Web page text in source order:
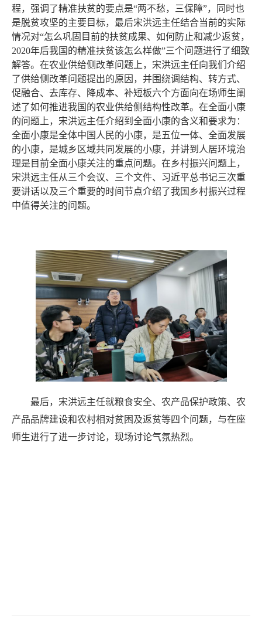
程，强调了精准扶贫的要点是“两不愁，三保障”，
同时也
是脱贫攻坚的主要目标，最后宋洪远主任结合当前的实际
情况对“怎么巩固目前的扶贫成果、如何防止和减少返贫，
2020年后我国的精准扶贫该怎么样做”三个问题进行了细致
解答。在农业供给侧改革问题上，宋洪远主任向我们介绍
了供给侧改革问题提出的原因，并围绕调结构、转方式、
促融合、去库存、降成本、补短板六个方面向在场师生阐
述了如何推进我国的农业供给侧结构性改革。在全面小康
的问题上，宋洪远主任介绍到全面小康的含义和要求为：
全面小康是全体中国人民的小康，是五位一体、全面发展
的小康，是城乡区域共同发展的小康，并讲到人居环境治
理是目前全面小康关注的重点问题。在乡村振兴问题上，
宋洪远主任从三个会议、三个文件、习近平总书记三次重
要讲话以及三个重要的时间节点介绍了我国乡村振兴过程
中值得关注的问题。
最后，宋洪远主任就粮食安全、农产品保护政策、农
产品品牌建设和农村相对贫困及返贫等四个问题，与在座
师生进行了进一步讨论，现场讨论气氛热烈。